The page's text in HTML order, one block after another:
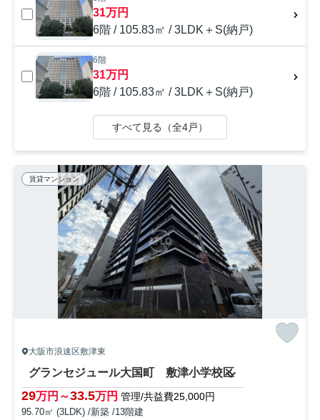
31万円
6階 / 105.83㎡ / 3LDK＋S(納戸)
6階
31万円
6階 / 105.83㎡ / 3LDK＋S(納戸)
すべて見る（全4戸）
賃貸マンション
大阪市浪速区敷津東
グランセジュール大国町 敷津小学校区
29万円～33.5万円 管理/共益費25,000円
95.70㎡ (3LDK) /新築 /13階建